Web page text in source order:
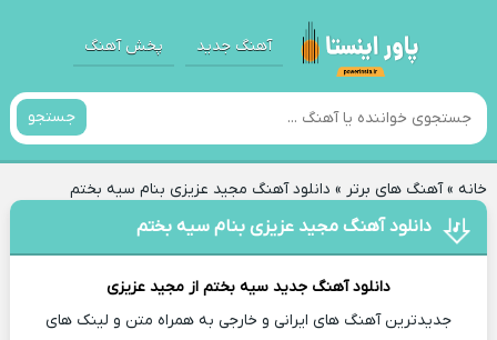
آهنگ جدید پخش آهنگ
جستجو
خانه»آهنگ های برتر » دانلود آهنگ مجید عزیزی بنام سیه بختم
دانلود آهنگ مجید عزیزی بنام سیه بختم
دانلود آهنگ جدید سیه بختم از مجید عزیزی
جدیدترین آهنگ های ایرانی و خارجی به همراه متن و لینک های